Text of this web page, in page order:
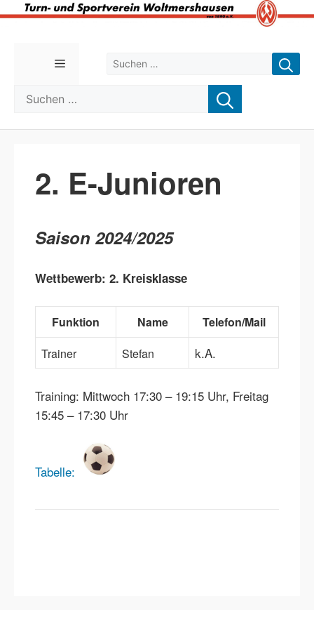
Suchen nach:
Menü
Suchen nach:
2. E-Junioren
Saison 2024/2025
Wettbewerb: 2. Kreisklasse
Funktion Name
Telefon/Mail
Trainer
Stefan k.A.
Training: Mittwoch 17:30 – 19:15 Uhr, Freitag
15:45 – 17:30 Uhr
Tabelle: